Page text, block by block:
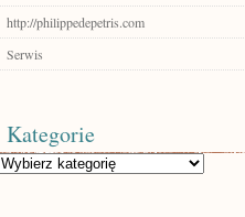
http://philippedepetris.com
Serwis
Kategorie
Kategorie